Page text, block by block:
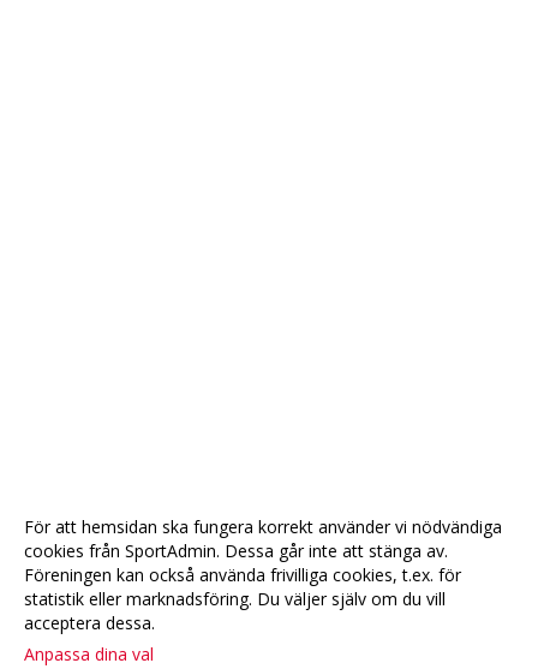
För att hemsidan ska fungera korrekt använder vi nödvändiga
cookies från SportAdmin. Dessa går inte att stänga av.
Föreningen kan också använda frivilliga cookies, t.ex. för
statistik eller marknadsföring. Du väljer själv om du vill
acceptera dessa.
Anpassa dina val